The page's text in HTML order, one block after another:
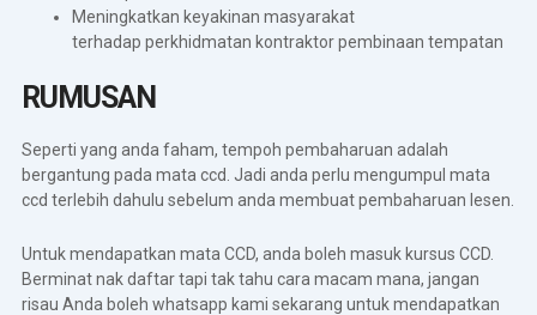
Meningkatkan keyakinan masyarakat
terhadap perkhidmatan kontraktor pembinaan tempatan
RUMUSAN
Seperti yang anda faham, tempoh pembaharuan adalah
bergantung pada mata ccd. Jadi anda perlu mengumpul mata
ccd terlebih dahulu sebelum anda membuat pembaharuan lesen.
Untuk mendapatkan mata CCD, anda boleh masuk kursus CCD.
Berminat nak daftar tapi tak tahu cara macam mana, jangan
risau Anda boleh whatsapp kami sekarang untuk mendapatkan